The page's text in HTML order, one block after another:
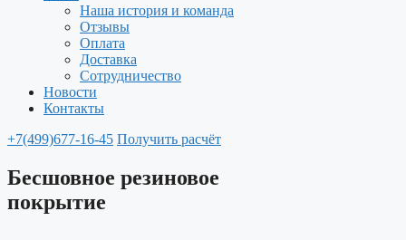
Наша история и команда
Отзывы
Оплата
Доставка
Сотрудничество
Новости
Контакты
+7(499)677-16-45 Получить расчёт
Бесшовное резиновое
покрытие